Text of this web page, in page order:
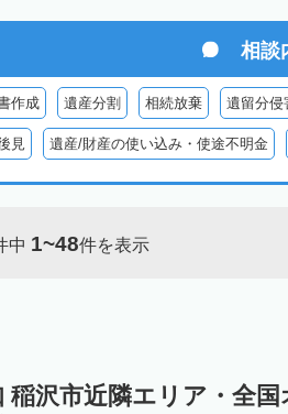
相談
作成 遺産分割 相続放棄 遺留分侵
見 遺産/財産の使い込み・使途不明金
中 1~48件を表示
稲沢市近隣エリア・全